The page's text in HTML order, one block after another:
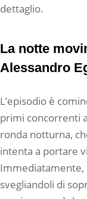
dettaglio.
La notte
Alessandro
L’episodio è
primi concorrenti
ronda notturna,
intenta a portare
Immediatamente,
svegliandoli di